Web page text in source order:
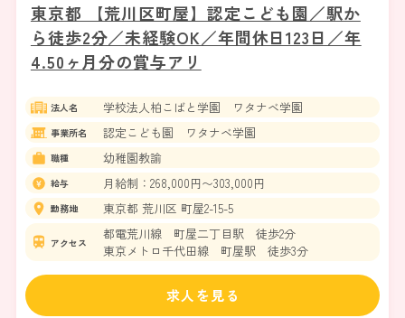
東京都 【荒川区町屋】認定こども園／駅か
ら徒歩2分／未経験OK／年間休日123日／年
4.50ヶ月分の賞与アリ
法人名 学校法人柏こばと学園 ワタナベ学園
事業所名 認定こども園 ワタナベ学園
職種 幼稚園教諭
給与 月給制：268,000円〜303,000円
勤務地 東京都 荒川区 町屋2-15-5
アクセス
都電荒川線 町屋二丁目駅 徒歩2分
東京メトロ千代田線 町屋駅 徒歩3分
求人を見る